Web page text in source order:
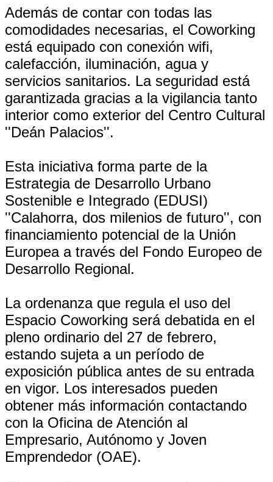
Además de contar con todas las
comodidades necesarias, el Coworking
está equipado con conexión wifi,
calefacción, iluminación, agua y
servicios sanitarios. La seguridad está
garantizada gracias a la vigilancia tanto
interior como exterior del Centro Cultural
''Deán Palacios''.
Esta iniciativa forma parte de la
Estrategia de Desarrollo Urbano
Sostenible e Integrado (EDUSI)
''Calahorra, dos milenios de futuro'', con
financiamiento potencial de la Unión
Europea a través del Fondo Europeo de
Desarrollo Regional.
La ordenanza que regula el uso del
Espacio Coworking será debatida en el
pleno ordinario del 27 de febrero,
estando sujeta a un período de
exposición pública antes de su entrada
en vigor. Los interesados pueden
obtener más información contactando
con la Oficina de Atención al
Empresario, Autónomo y Joven
Emprendedor (OAE).